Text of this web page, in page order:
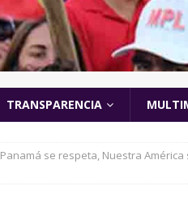
TRANSPARENCIA
Panamá se respeta, Nuestra